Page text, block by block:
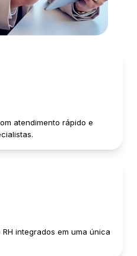
atendimento rápido e
integrados em uma única